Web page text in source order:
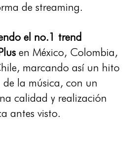
de streaming.
el no.1 trend
en México, Colombia,
marcando así un hito
la música, con un
calidad y realización
antes visto.